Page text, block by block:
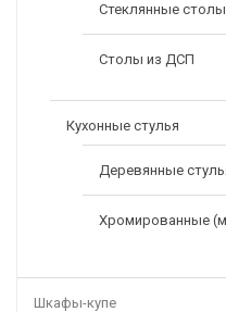
Стеклянные столы
Столы из ДСП
Кухонные стулья
Деревянные
Хромированные
Шкафы-купе